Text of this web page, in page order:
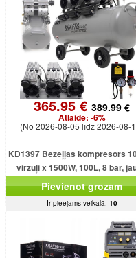
365.95 € 389.99 €
Atlaide: -6%
(No 2026-08-05 līdz 2026-08-
KD1397 Bezeļļas kompresors
virzuļi x 1500W, 100L, 8 bar,
jaudīgs modelis
Pievienot grozam
Ir pieejams veikalā: 10